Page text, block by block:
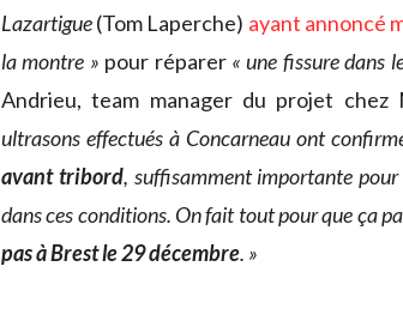
Lazartigue(Tom Laperche) ayant annoncé
la montre » pour réparer « une fissure dans
Andrieu, team manager du projet chez
ultrasons effectués à Concarneau ont
avant tribord, suffisamment importante pour
dans ces conditions. On fait tout pour que ça
pas à Brest le 29 décembre. »